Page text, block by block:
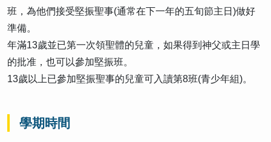
班，為他們接受堅振聖事(通常在下一年的五旬節主日)做好
準備。
年滿13歲並已第一次領聖體的兒童，如果得到神父或主日學
的批准，也可以參加堅振班。
13歲以上已參加堅振聖事的兒童可入讀第8班(青少年組)。
學期時間